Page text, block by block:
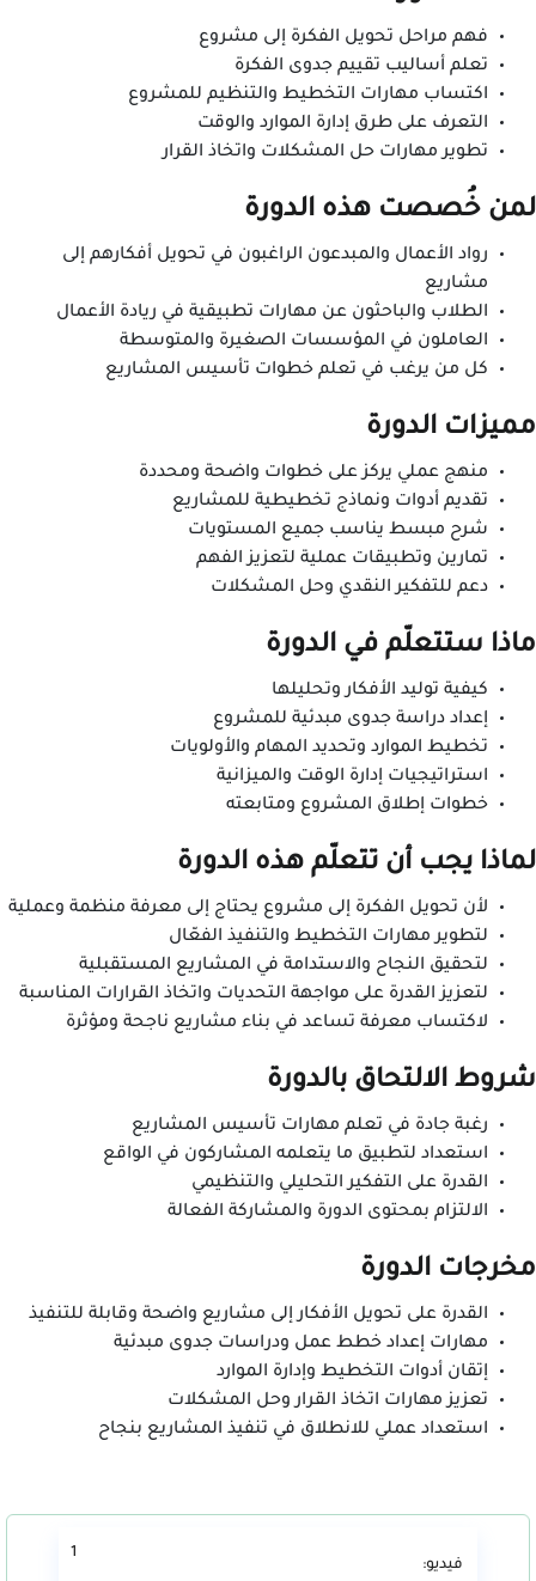
فهم مراحل تحويل الفكرة إلى مشروع
تعلم أساليب تقييم جدوى الفكرة
اكتساب مهارات التخطيط والتنظيم للمشروع
التعرف على طرق إدارة الموارد والوقت
تطوير مهارات حل المشكلات واتخاذ القرار
لمن خُصصت هذه الدورة
رواد الأعمال والمبدعون الراغبون في تحويل أفكارهم إلى
مشاريع
الطلاب والباحثون عن مهارات تطبيقية في ريادة الأعمال
العاملون في المؤسسات الصغيرة والمتوسطة
كل من يرغب في تعلم خطوات تأسيس المشاريع
مميزات الدورة
منهج عملي يركز على خطوات واضحة ومحددة
تقديم أدوات ونماذج تخطيطية للمشاريع
شرح مبسط يناسب جميع المستويات
تمارين وتطبيقات عملية لتعزيز الفهم
دعم للتفكير النقدي وحل المشكلات
ماذا ستتعلّم في الدورة
كيفية توليد الأفكار وتحليلها
إعداد دراسة جدوى مبدئية للمشروع
تخطيط الموارد وتحديد المهام والأولويات
استراتيجيات إدارة الوقت والميزانية
خطوات إطلاق المشروع ومتابعته
لماذا يجب أن تتعلّم هذه الدورة
لأن تحويل الفكرة إلى مشروع يحتاج إلى معرفة منظمة وعملية
لتطوير مهارات التخطيط والتنفيذ الفعّال
لتحقيق النجاح والاستدامة في المشاريع المستقبلية
لتعزيز القدرة على مواجهة التحديات واتخاذ القرارات المناسبة
لاكتساب معرفة تساعد في بناء مشاريع ناجحة ومؤثرة
شروط الالتحاق بالدورة
رغبة جادة في تعلم مهارات تأسيس المشاريع
استعداد لتطبيق ما يتعلمه المشاركون في الواقع
القدرة على التفكير التحليلي والتنظيمي
الالتزام بمحتوى الدورة والمشاركة الفعالة
مخرجات الدورة
القدرة على تحويل الأفكار إلى مشاريع واضحة وقابلة للتنفيذ
مهارات إعداد خطط عمل ودراسات جدوى مبدئية
إتقان أدوات التخطيط وإدارة الموارد
تعزيز مهارات اتخاذ القرار وحل المشكلات
استعداد عملي للانطلاق في تنفيذ المشاريع بنجاح
فيديو:
1